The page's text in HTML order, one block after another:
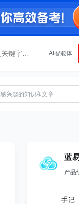
AI智能体
Python
蓝
产品
手记